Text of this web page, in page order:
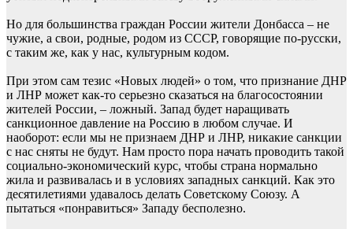
Но для большинства граждан России жители Донбасса – не
чужие, а свои, родные, родом из СССР, говорящие по-русски,
с таким же, как у нас, культурным кодом.
При этом сам тезис «Новых людей» о том, что признание ДНР
и ЛНР может как-то серьезно сказаться на благосостоянии
жителей России, – ложный. Запад будет наращивать
санкционное давление на Россию в любом случае. И
наоборот: если мы не признаем ДНР и ЛНР, никакие санкции
с нас сняты не будут. Нам просто пора начать проводить такой
социально-экономический курс, чтобы страна нормально
жила и развивалась и в условиях западных санкций. Как это
десятилетиями удавалось делать Советскому Союзу. А
пытаться «понравиться» Западу бесполезно.